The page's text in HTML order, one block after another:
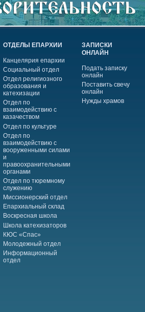
ОТДЕЛЫ ЕПАРХИИ
Канцелярия епархии
Социальный отдел
Отдел религиозного
образования и
катехизации
Отдел по
взаимодействию с
казачеством
Отдел по культуре
Отдел по
взаимодействию с
вооруженными силами
и
правоохранительными
органами
Отдел по тюремному
служению
Миссионерский отдел
Епархиальный склад
Воскресная школа
Школа катехизаторов
КЮС «Спас»
Молодежный отдел
Информационный
отдел
ЗАПИСКИ
ОНЛАЙН
Подать записку
онлайн
Поставить свечу
онлайн
Нужды храмов